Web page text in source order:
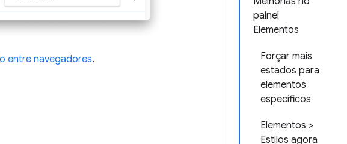
painel
Elementos
Forçar mais
estados para
elementos
específicos
Elementos >
Estilos agora
entre navegadores.